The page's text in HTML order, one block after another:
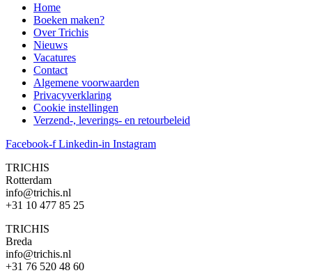
Home
Boeken maken?
Over Trichis
Nieuws
Vacatures
Contact
Algemene voorwaarden
Privacyverklaring
Cookie instellingen
Verzend-, leverings- en retourbeleid
Facebook-f Linkedin-in Instagram
TRICHIS
Rotterdam
info@trichis.nl
+31 10 477 85 25
TRICHIS
Breda
info@trichis.nl
+31 76 520 48 60